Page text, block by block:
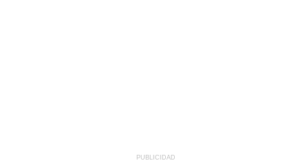
PUBLICIDAD